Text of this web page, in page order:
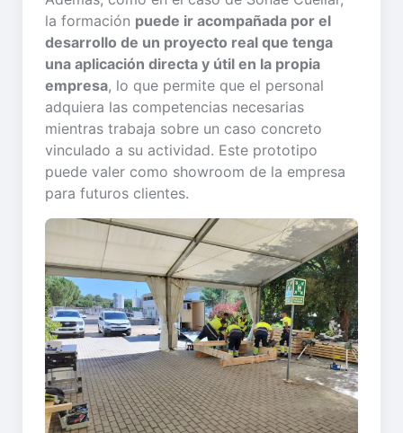
la formación puede ir acompañada por el
desarrollo de un proyecto real que tenga
una aplicación directa y útil en la propia
empresa, lo que permite que el personal
adquiera las competencias necesarias
mientras trabaja sobre un caso concreto
vinculado a su actividad. Este prototipo
puede valer como showroom de la empresa
para futuros clientes.